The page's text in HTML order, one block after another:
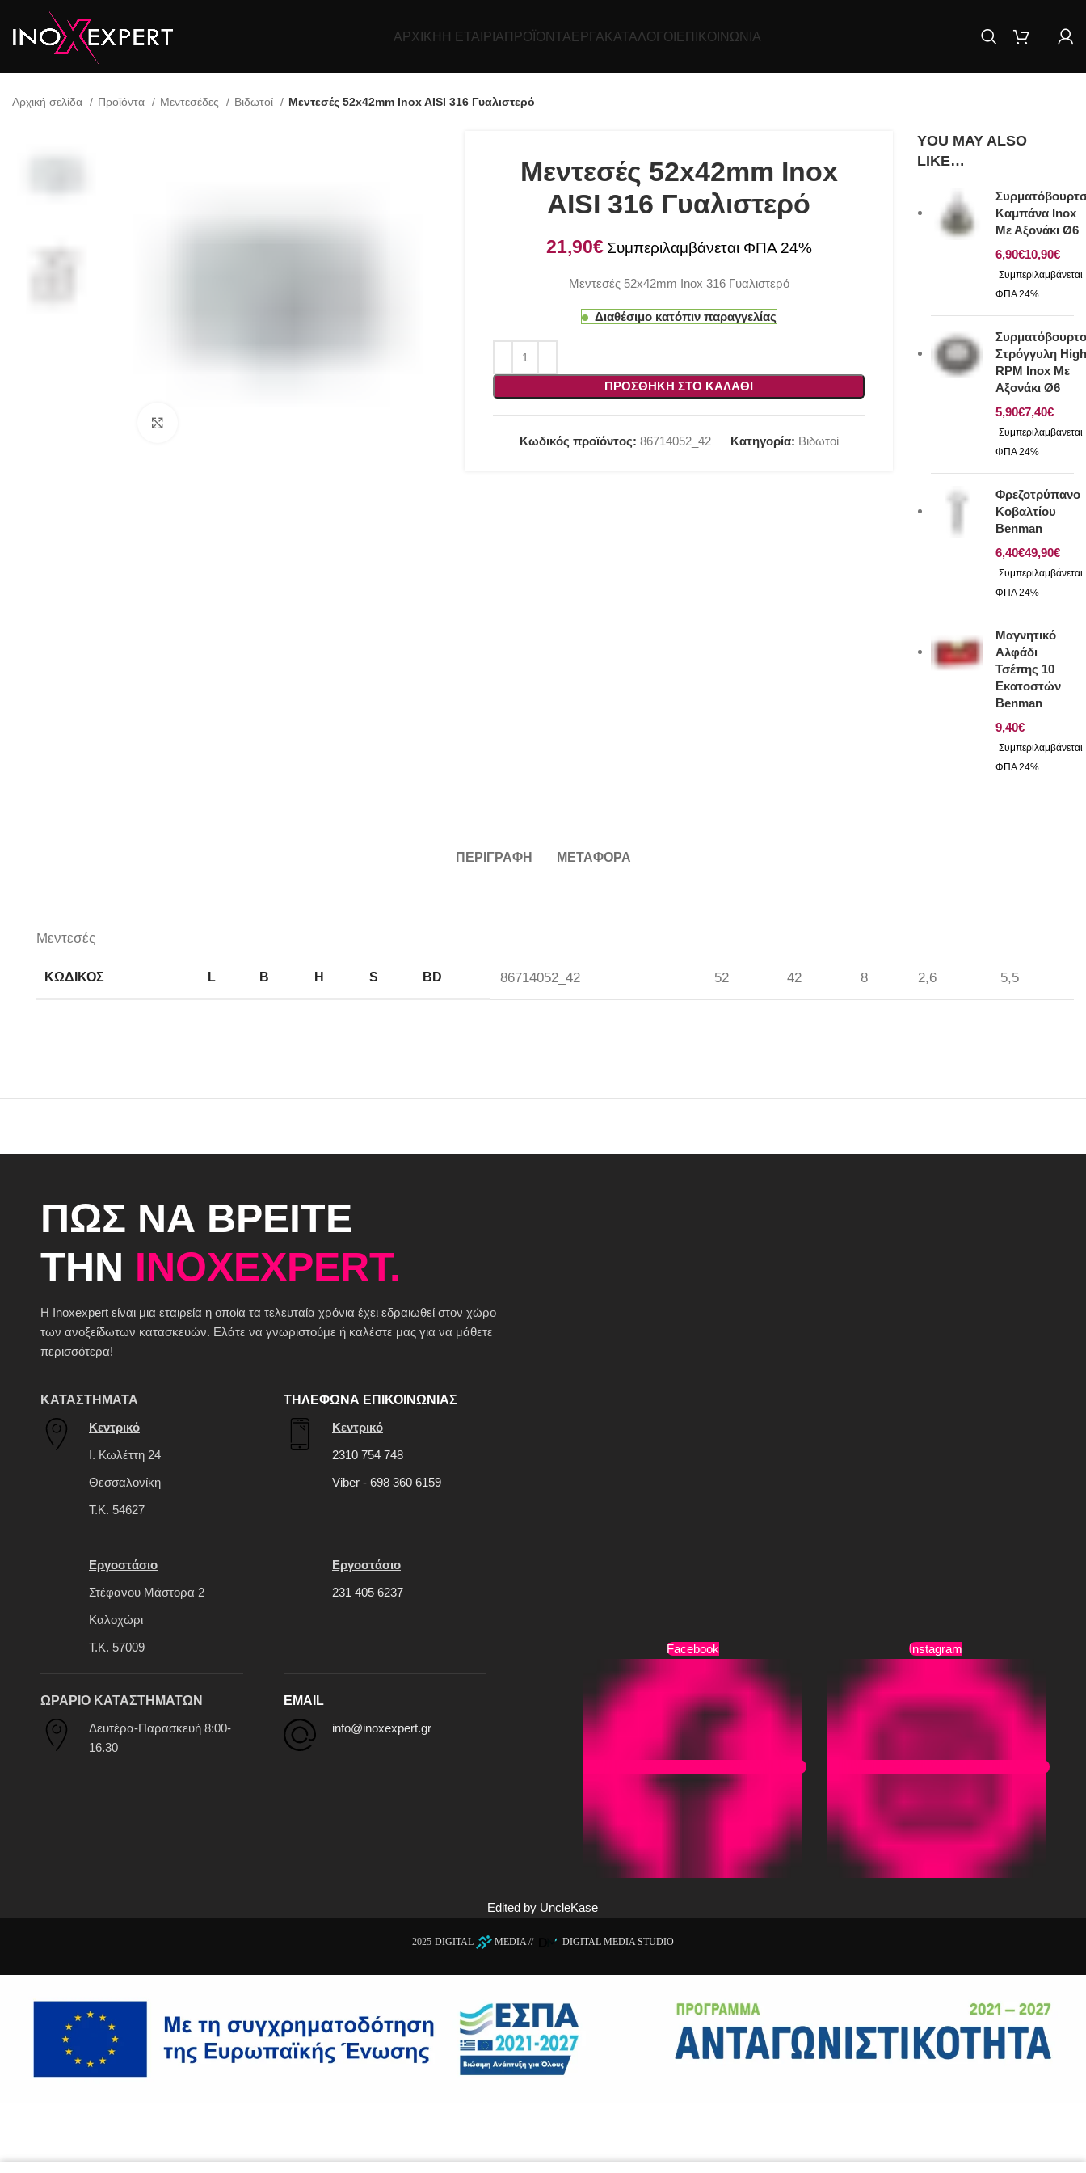
ΑΡΧΙΚΉ Η ΕΤΑΙΡΊΑ ΠΡΟΪΌΝΤΑ ΕΡΓΑ ΚΑΤΆΛΟΓΟΙ ΕΠΙΚΟΙΝΩΝΊΑ
Αρχική σελίδα Προϊόντα Μεντεσέδες Βιδωτοί Μεντεσές 52x42mm Inox AISI 316 Γυαλιστερό
Μεντεσές 52x42mm Inox
AISI 316 Γυαλιστερό
€
Μεντεσές 52x42mm Inox 316 Γυαλιστερό
Διαθέσιμο κατόπιν παραγγελίας
ΠΡΟΣΘΉΚΗ ΣΤΟ ΚΑΛΆΘΙ
Κωδικός προϊόντος: 86714052_42 Κατηγορία: Βιδωτοί
YOU MAY ALSO
LIKE…
Καμπάνα Inox
Με Αξονάκι Ø6
€
€
Στρόγγυλη High
RPM Inox Με
Αξονάκι Ø6
€
€
Φρεζοτρύπανο
Κοβαλτίου
Benman
€
€
Μαγνητικό
Αλφάδι
Τσέπης 10
Εκατοστών
Benman
€
ΠΕΡΙΓΡΑΦΉ ΜΕΤΑΦΟΡΆ
Μεντεσές
ΚΩΔΙΚΟΣ L B H S BD 86714052_42 52 42 8 2,6 5,5
ΠΩΣ ΝΑ ΒΡΕΙΤΕ
ΤΗΝ INOXEXPERT.
H Inoxexpert είναι μια εταιρεία η οποία τα τελευταία χρόνια έχει εδραιωθεί στον χώρο
των ανοξείδωτων κατασκευών. Ελάτε να γνωριστούμε ή καλέστε μας για να μάθετε
περισσότερα!
ΚΑΤΑΣΤΗΜΑΤΑ
Κεντρικό
Ι. Κωλέττη 24
Θεσσαλονίκη
Τ.Κ. 54627
Εργοστάσιο
Στέφανου Μάστορα 2
Καλοχώρι
Τ.Κ. 57009
ΩΡΑΡΙΟ ΚΑΤΑΣΤΗΜΑΤΩΝ
Δευτέρα-Παρασκευή 8:00-
16.30
ΤΗΛΕΦΩΝΑ ΕΠΙΚΟΙΝΩΝΙΑΣ
Κεντρικό
2310 754 748
Viber - 698 360 6159
Εργοστάσιο
231 405 6237
EMAIL
info@inoxexpert.gr
Facebook Instagram
Edited by UncleKase
2025-DIGITAL MEDIA // DIGITAL MEDIA STUDIO